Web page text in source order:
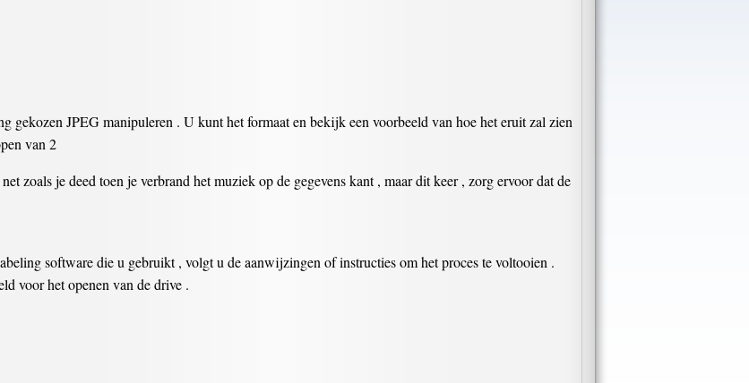
gekozen JPEG manipuleren . U kunt het formaat en bekijk een voorbeeld van hoe het eruit zal zien
van 2
zoals je deed toen je verbrand het muziek op de gegevens kant , maar dit keer , zorg ervoor dat de
software die u gebruikt , volgt u de aanwijzingen of instructies om het proces te voltooien .
voor het openen van de drive .